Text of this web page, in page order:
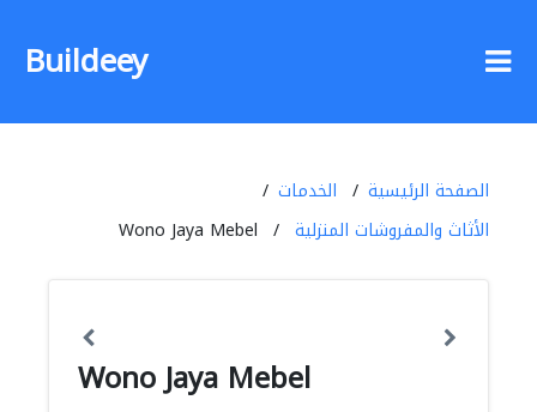
Buildeey
الصفحة الرئيسية
الخدمات
الأثاث والمفروشات المنزلية
Wono Jaya Mebel
Wono Jaya Mebel